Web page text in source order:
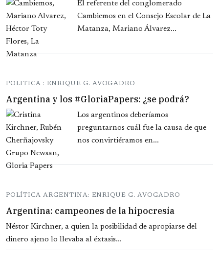
El referente del conglomerado
Cambiemos en el Consejo Escolar de La
Matanza, Mariano Álvarez...
POLITICA : ENRIQUE G. AVOGADRO
Argentina y los #GloriaPapers: ¿se podrá?
Los argentinos deberíamos
preguntarnos cuál fue la causa de que
nos convirtiéramos en...
POLÍTICA ARGENTINA: ENRIQUE G. AVOGADRO
Argentina: campeones de la hipocresía
Néstor Kirchner, a quien la posibilidad de apropiarse del
dinero ajeno lo llevaba al éxtasis...